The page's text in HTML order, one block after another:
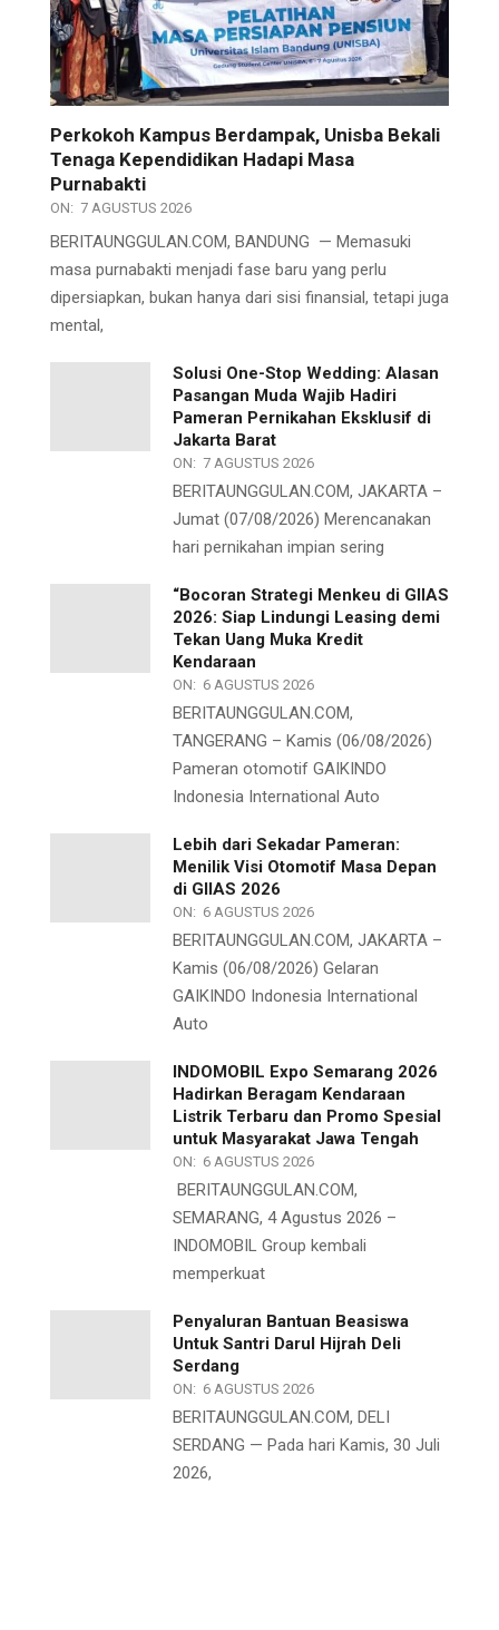
Perkokoh Kampus Berdampak, Unisba Bekali
Tenaga Kependidikan Hadapi Masa
Purnabakti
ON: 7 AGUSTUS 2026
BERITAUNGGULAN.COM, BANDUNG — Memasuki
masa purnabakti menjadi fase baru yang perlu
dipersiapkan, bukan hanya dari sisi finansial, tetapi juga
mental,
Solusi One-Stop Wedding: Alasan
Pasangan Muda Wajib Hadiri
Pameran Pernikahan Eksklusif di
Jakarta Barat
ON: 7 AGUSTUS 2026
BERITAUNGGULAN.COM, JAKARTA –
Jumat (07/08/2026) Merencanakan
hari pernikahan impian sering
“Bocoran Strategi Menkeu di GIIAS
2026: Siap Lindungi Leasing demi
Tekan Uang Muka Kredit
Kendaraan
ON: 6 AGUSTUS 2026
BERITAUNGGULAN.COM,
TANGERANG – Kamis (06/08/2026)
Pameran otomotif GAIKINDO
Indonesia International Auto
Lebih dari Sekadar Pameran:
Menilik Visi Otomotif Masa Depan
di GIIAS 2026
ON: 6 AGUSTUS 2026
BERITAUNGGULAN.COM, JAKARTA –
Kamis (06/08/2026) Gelaran
GAIKINDO Indonesia International
Auto
INDOMOBIL Expo Semarang 2026
Hadirkan Beragam Kendaraan
Listrik Terbaru dan Promo Spesial
untuk Masyarakat Jawa Tengah
ON: 6 AGUSTUS 2026
BERITAUNGGULAN.COM,
SEMARANG, 4 Agustus 2026 –
INDOMOBIL Group kembali
memperkuat
Penyaluran Bantuan Beasiswa
Untuk Santri Darul Hijrah Deli
Serdang
ON: 6 AGUSTUS 2026
BERITAUNGGULAN.COM, DELI
SERDANG — Pada hari Kamis, 30 Juli
2026,